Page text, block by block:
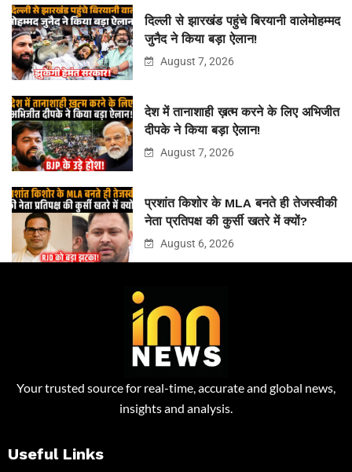
दिल्ली से झारखंड पहुंचे बिरयानी वालेमोहम्मद
जुनैद ने किया बड़ा ऐलान!
August 7, 2026
देश में तानाशाही ख़त्म करने के लिए अभिजीत
दीपके ने किया बड़ा ऐलान!
August 7, 2026
प्रशांत किशोर के MLA बनते ही तेजस्वीकी
नेता प्रतिपक्ष की कुर्सी खतरे में क्यों?
August 6, 2026
Your trusted source for real-time, accurate and global news,
insights and analysis.
Useful Links